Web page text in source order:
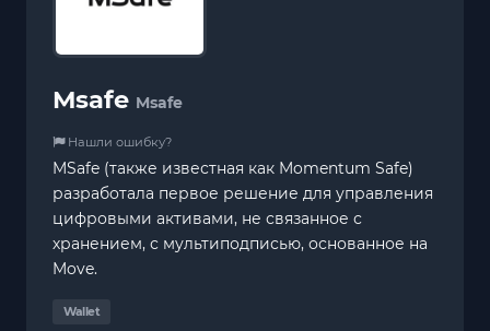
Msafe Msafe
Нашли ошибку?
MSafe (также известная как Momentum Safe)
разработала первое решение для управления
цифровыми активами, не связанное с
хранением, с мультиподписью, основанное на
Move.
Wallet